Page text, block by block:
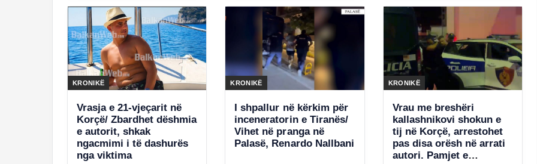
KRONIKË
Vrasja e 21-vjeçarit në
Korçë/ Zbardhet dëshmia
e autorit, shkak
ngacmimi i të dashurës
nga viktima
KRONIKË
I shpallur në kërkim për
inceneratorin e Tiranës/
Vihet në pranga në
Palasë, Renardo Nallbani
KRONIKË
Vrau me breshëri
kallashnikovi shokun e
tij në Korçë, arrestohet
pas disa orësh në arrati
autori. Pamjet e